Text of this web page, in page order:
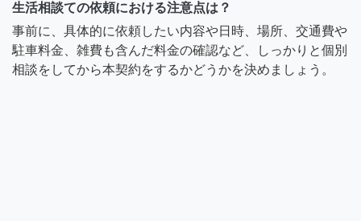
生活相談ての依頼における注意点は？
事前に、具体的に依頼したい内容や日時、場所、交通費や
駐車料金、雑費も含んだ料金の確認など、しっかりと個別
相談をしてから本契約をするかどうかを決めましょう。